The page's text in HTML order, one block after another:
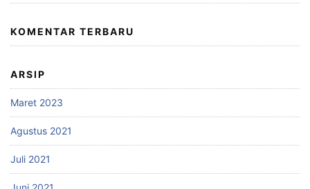
KOMENTAR TERBARU
ARSIP
Maret 2023
Agustus 2021
Juli 2021